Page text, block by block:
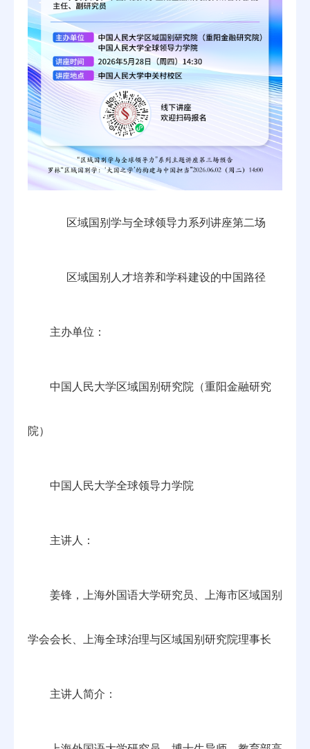
区域国别学与全球领导力系列讲座第二场
区域国别人才培养和学科建设的中国路径
主办单位：
中国人民大学区域国别研究院（重阳金融研究
院）
中国人民大学全球领导力学院
主讲人：
姜锋，上海外国语大学研究员、上海市区域国别
学会会长、上海全球治理与区域国别研究院理事长
主讲人简介：